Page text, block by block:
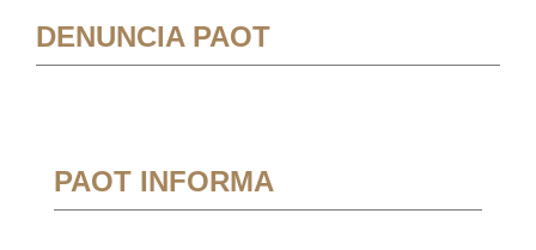
DENUNCIA PAOT
PAOT INFORMA